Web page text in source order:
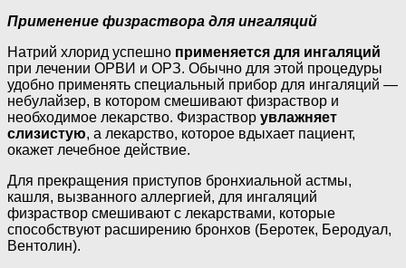
Применение физраствора для ингаляций
Натрий хлорид успешно применяется для ингаляций
при лечении ОРВИ и ОРЗ. Обычно для этой процедуры
удобно применять специальный прибор для ингаляций —
небулайзер, в котором смешивают физраствор и
необходимое лекарство. Физраствор увлажняет
слизистую, а лекарство, которое вдыхает пациент,
окажет лечебное действие.
Для прекращения приступов бронхиальной астмы,
кашля, вызванного аллергией, для ингаляций
физраствор смешивают с лекарствами, которые
способствуют расширению бронхов (Беротек, Беродуал,
Вентолин).